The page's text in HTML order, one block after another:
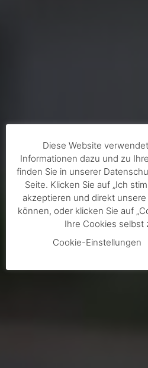
Diese Website
Informationen dazu und zu
finden Sie in unserer
Seite. Klicken Sie auf „Ich
akzeptieren und direkt
können, oder klicken Sie auf
Ihre Cookies selbst
Cookie-Einstellungen